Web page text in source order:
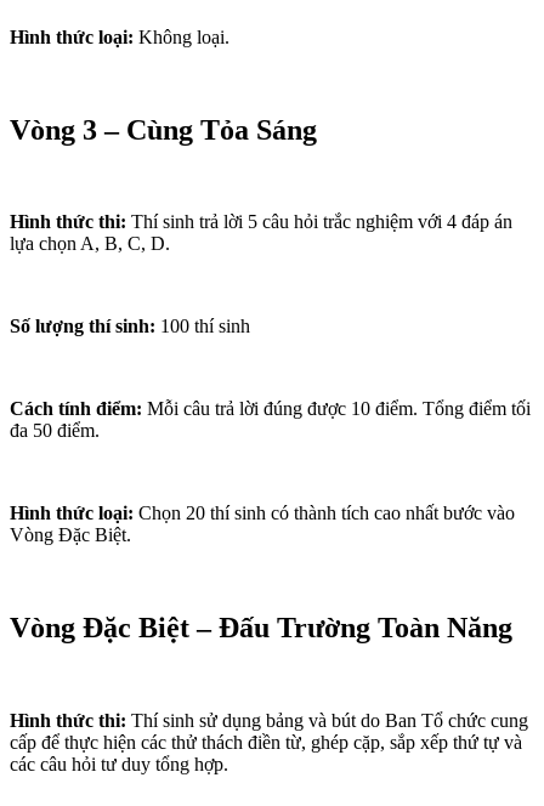
Hình thức loại: Không loại.
Vòng 3 – Cùng Tỏa Sáng
Hình thức thi: Thí sinh trả lời 5 câu hỏi trắc nghiệm với 4 đáp án
lựa chọn A, B, C, D.
Số lượng thí sinh: 100 thí sinh
Cách tính điểm: Mỗi câu trả lời đúng được 10 điểm. Tổng điểm tối
đa 50 điểm.
Hình thức loại: Chọn 20 thí sinh có thành tích cao nhất bước vào
Vòng Đặc Biệt.
Vòng Đặc Biệt – Đấu Trường Toàn Năng
Hình thức thi: Thí sinh sử dụng bảng và bút do Ban Tổ chức cung
cấp để thực hiện các thử thách điền từ, ghép cặp, sắp xếp thứ tự và
các câu hỏi tư duy tổng hợp.